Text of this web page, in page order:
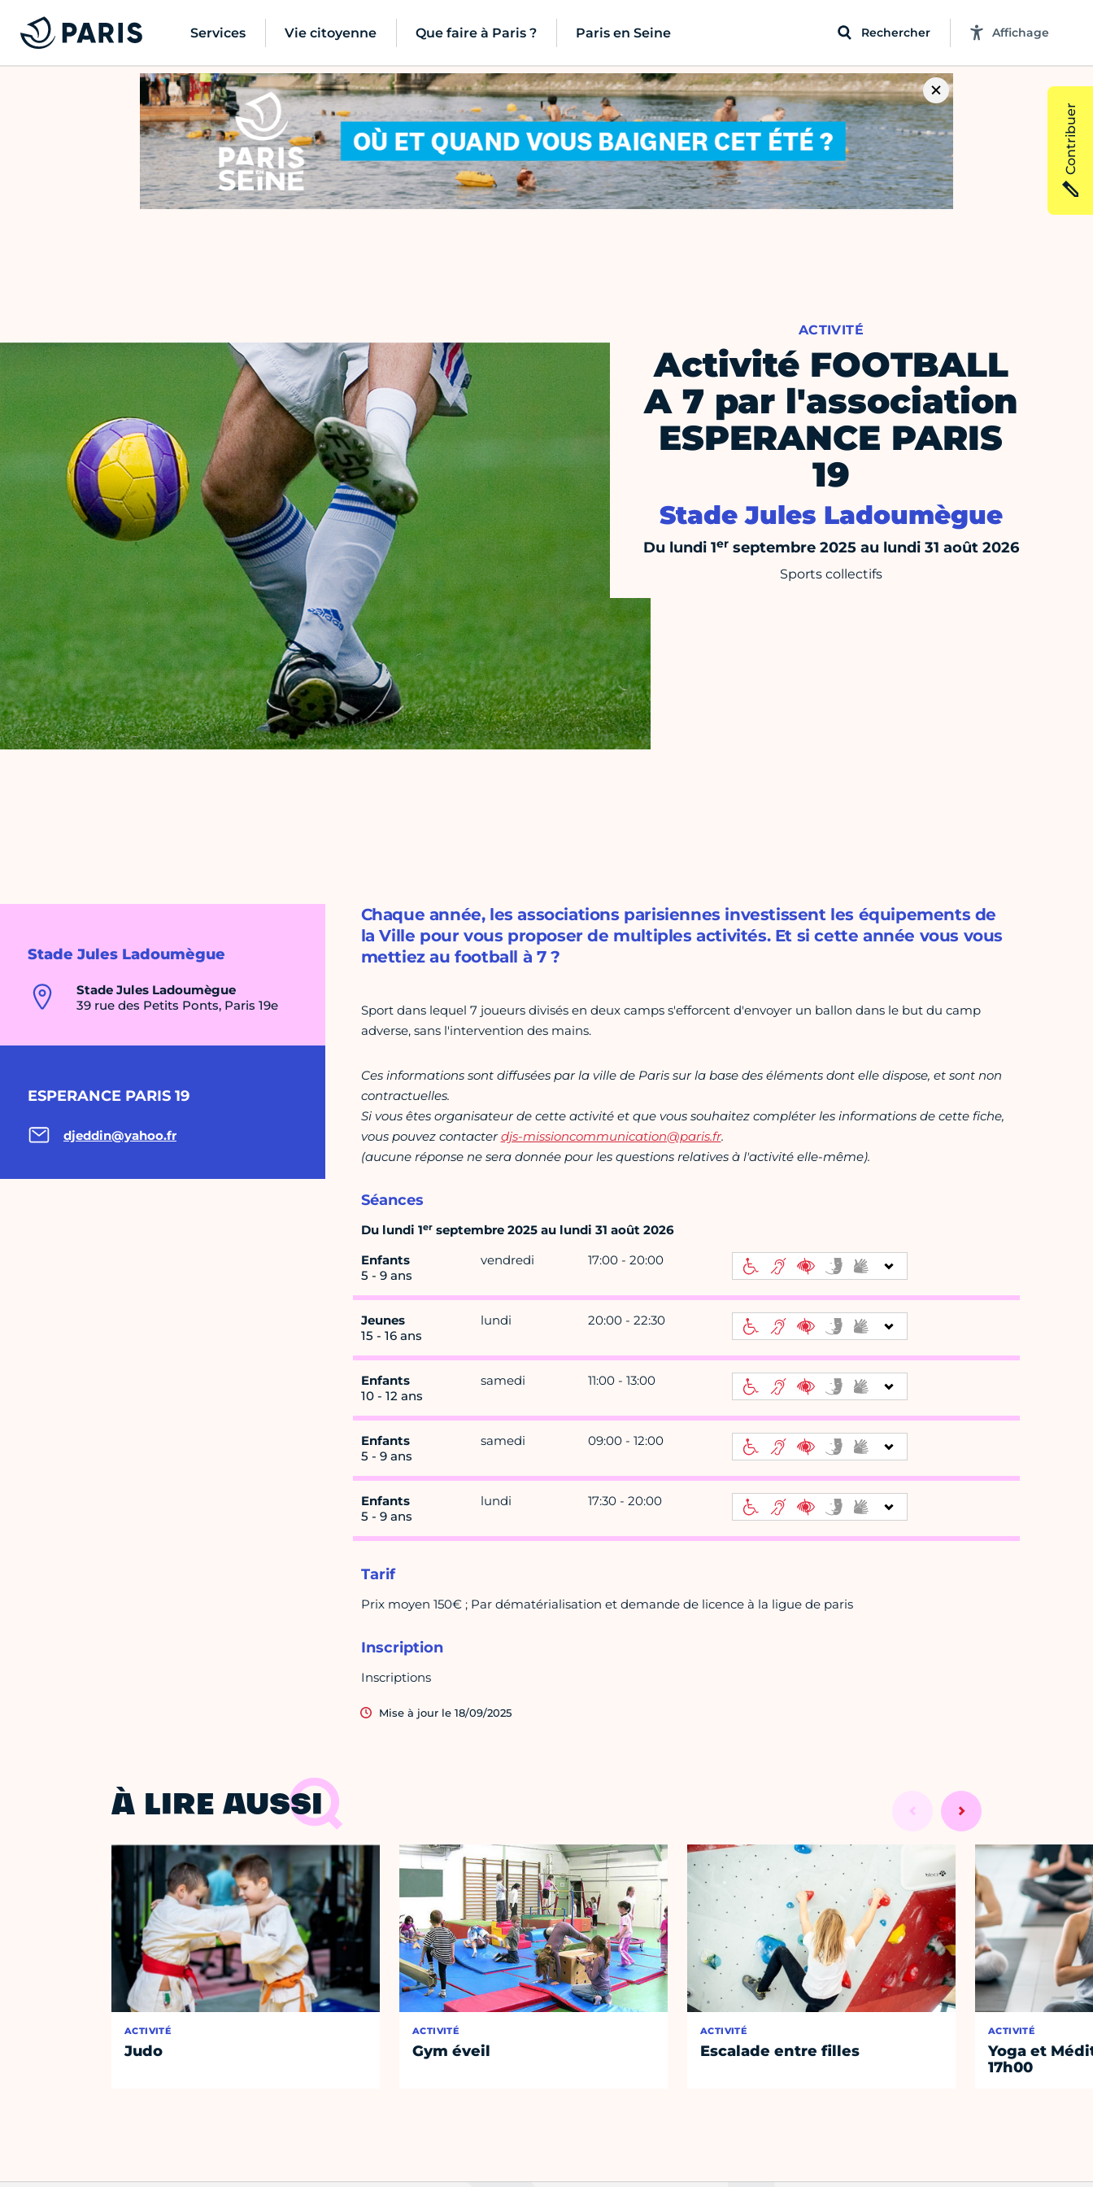
Services Vie citoyenne Que faire à Paris ? Paris en Seine Rechercher Affichage
ACTIVITÉ
Activité FOOTBALL
A 7 par l'association
ESPERANCE PARIS
19
Stade Jules Ladoumègue
Du lundi 1erseptembre 2025 au lundi 31 août 2026
Sports collectifs
Stade Jules Ladoumègue
Stade Jules Ladoumègue
39 rue des Petits Ponts, Paris 19e
ESPERANCE PARIS 19
djeddin@yahoo.fr
Chaque année, les associations parisiennes investissent les équipements de
la Ville pour vous proposer de multiples activités. Et si cette année vous vous
mettiez au football à 7 ?
Sport dans lequel 7 joueurs divisés en deux camps s'efforcent d'envoyer un ballon dans le but du camp
adverse, sans l'intervention des mains.
Ces informations sont diffusées par la ville de Paris sur la base des éléments dont elle dispose, et sont non
contractuelles.
Si vous êtes organisateur de cette activité et que vous souhaitez compléter les informations de cette fiche,
vous pouvez contacterdjs-missioncommunication@paris.fr.
(aucune réponse ne sera donnée pour les questions relatives à l'activité elle-même).
Séances
Du lundi 1erseptembre 2025 au lundi 31 août 2026
Enfants
5 - 9 ans
vendredi 17:00 - 20:00
Jeunes
15 - 16 ans
lundi 20:00 - 22:30
Enfants
10 - 12 ans
samedi 11:00 - 13:00
Enfants
5 - 9 ans
samedi 09:00 - 12:00
Enfants
5 - 9 ans
lundi 17:30 - 20:00
Tarif
Prix moyen 150€ ; Par dématérialisation et demande de licence à la ligue de paris
Inscription
Inscriptions
Mise à jour le 18/09/2025
À LIRE AUSSI
ACTIVITÉ
Judo
ACTIVITÉ
Gym éveil
ACTIVITÉ
Escalade entre filles
ACTIVITÉ
Yoga et
17h00
Contribuer